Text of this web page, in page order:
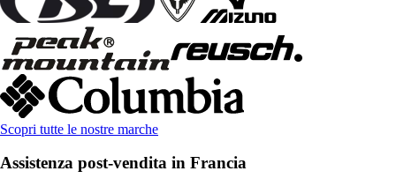
Scopri tutte le nostre marche
Assistenza post-vendita in Francia